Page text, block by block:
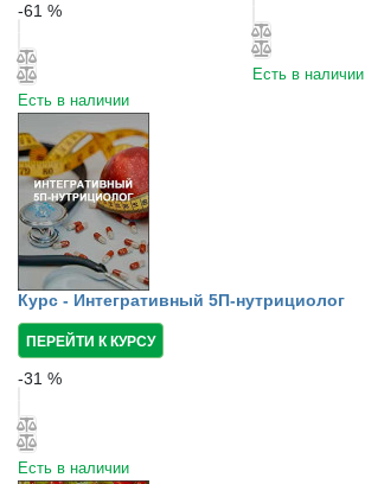
-61 %
Есть в наличии
Есть в наличии
Курс - Интегративный 5П-нутрициолог
ПЕРЕЙТИ К КУРСУ
-31 %
Есть в наличии